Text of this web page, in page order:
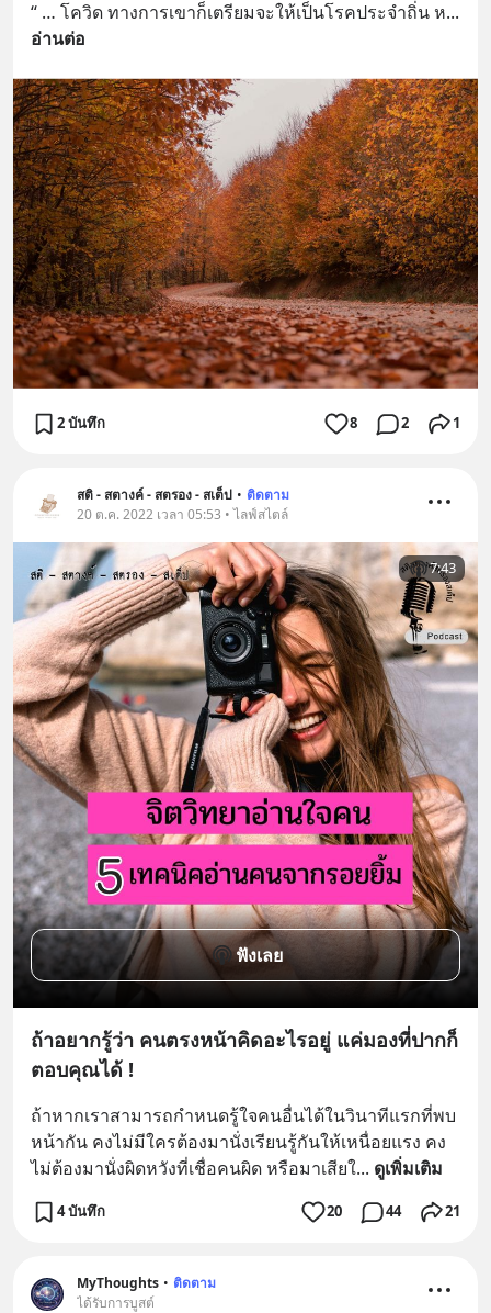
“ … โควิด ทางการเขาก็เตรียมจะให้เป็นโรคประจำถิ่น ห
อ่านต่อ
2 บันทึก 8 2 1
สติ - สตางค์ - สตรอง - สเต็ป • ติดตาม
20 ต.ค. 2022 เวลา 05:53 • ไลฟ์สไตล์
7:43
ฟังเลย
ถ้าอยากรู้ว่า คนตรงหน้าคิดอะไรอยู่ แค่มองที่ปากก็
ตอบคุณได้ !
ถ้าหากเราสามารถกำหนดรู้ใจคนอื่นได้ในวินาทีแรกที่พบ
หน้ากัน คงไม่มีใครต้องมานั่งเรียนรู้กันให้เหนื่อยแรง คง
ไม่ต้องมานั่งผิดหวังที่เชื่อคนผิด หรือมาเสียใ... ดูเพิ่มเติม
4 บันทึก 20 44 21
MyThoughts • ติดตาม
ได้รับการบูสต์